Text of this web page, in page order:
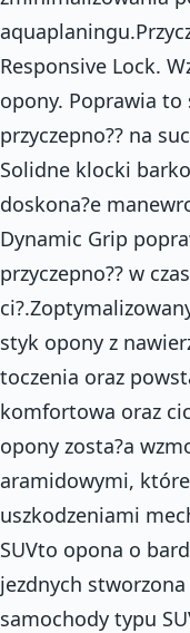
Responsive Lock.
opony. Poprawia to
przyczepno?? na
Solidne klocki
doskona?e
Dynamic Grip
przyczepno?? w
styk opony z
toczenia oraz
komfortowa oraz
opony zosta?a
aramidowymi,
uszkodzeniami
SUVto opona o
jezdnych
samochody typu